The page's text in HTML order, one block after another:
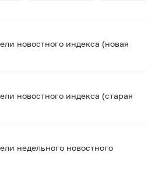
новостного индекса (новая
новостного индекса (старая
недельного новостного